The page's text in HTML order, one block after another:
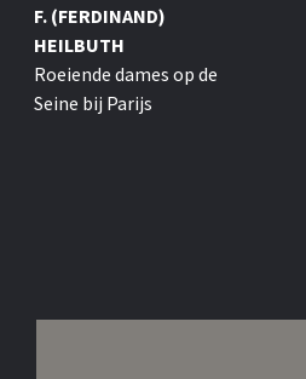
F. (FERDINAND)
HEILBUTH
Roeiende dames op de
Seine bij Parijs